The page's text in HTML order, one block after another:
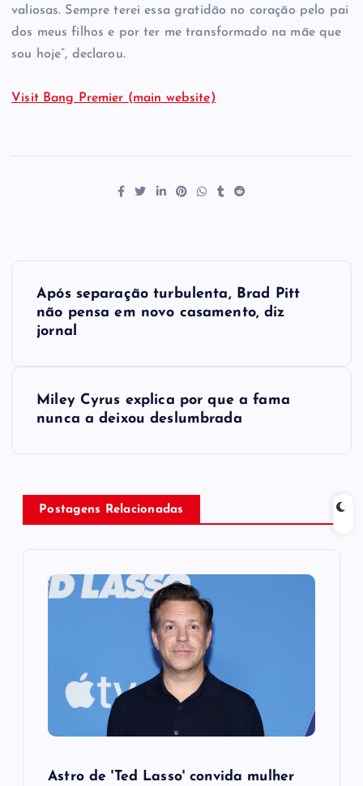
valiosas. Sempre terei essa gratidão no coração pelo pai
dos meus filhos e por ter me transformado na mãe que
sou hoje”, declarou.
Visit Bang Premier (main website)
v
Após separação turbulenta, Brad Pitt
não pensa em novo casamento, diz
jornal
Miley Cyrus explica por que a fama
nunca a deixou deslumbrada
Postagens Relacionadas
Astro de 'Ted Lasso' convida mulher